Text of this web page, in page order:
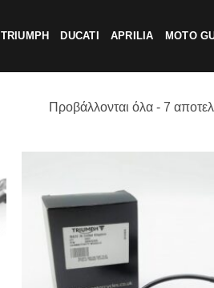
TRIUMPH DUCATI APRILIA MOTO
Προβάλλονται όλα - 7